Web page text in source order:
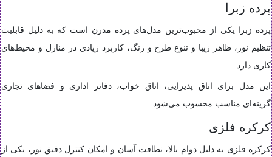
پرده زبرا
پرده زبرا یکی از محبوب‌ترین مدل‌های پرده مدرن است که به دلیل قابلیت
تنظیم نور، ظاهر زیبا و تنوع طرح و رنگ، کاربرد زیادی در منازل و محیط‌های
کاری دارد.
این مدل برای اتاق پذیرایی، اتاق خواب، دفاتر اداری و فضاهای تجاری
گزینه‌ای مناسب محسوب می‌شود.
کرکره فلزی
کرکره فلزی به دلیل دوام بالا، نظافت آسان و امکان کنترل دقیق نور، یکی از